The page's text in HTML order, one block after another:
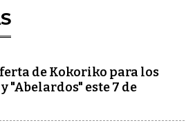
de Kokoriko para los
"Abelardos" este 7 de